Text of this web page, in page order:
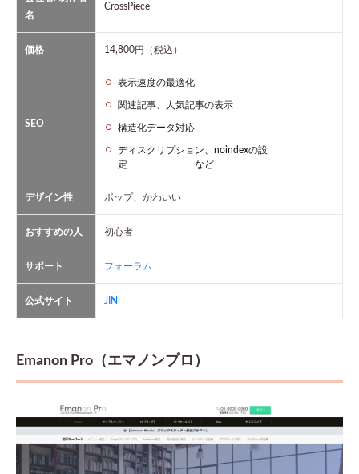
名
CrossPiece
価格 14,800円（税込）
SEO
表示速度の最適化
関連記事、人気記事の表示
構造化データ対応
ディスクリプション、noindexの設
定 など
デザイン性 ポップ、かわいい
おすすめの人 初心者
サポート フォーラム
公式サイト JIN
Emanon Pro（エマノンプロ）